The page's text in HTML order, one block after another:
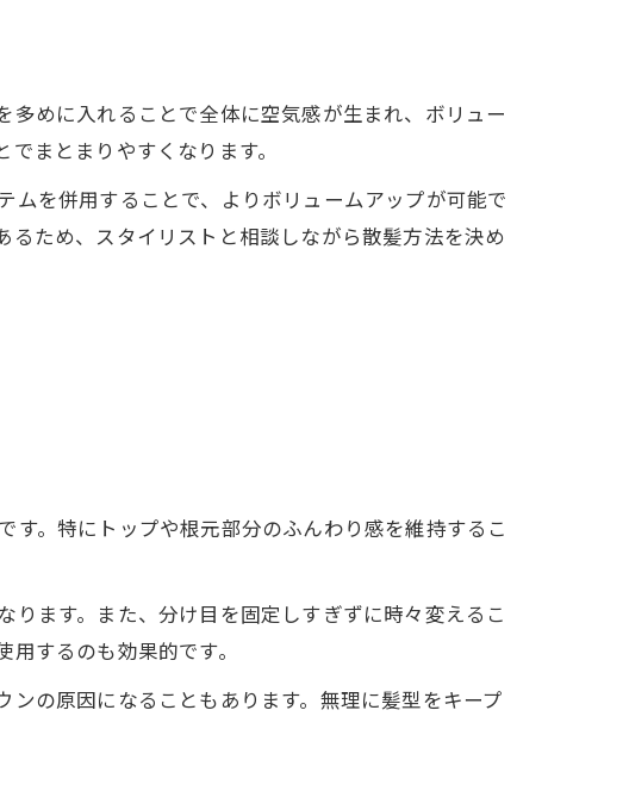
めに入れることで全体に空気感が生まれ、ボリュー
まとまりやすくなります。
を併用することで、よりボリュームアップが可能で
ため、スタイリストと相談しながら散髪方法を決め
。特にトップや根元部分のふんわり感を維持するこ
ます。また、分け目を固定しすぎずに時々変えるこ
するのも効果的です。
の原因になることもあります。無理に髪型をキープ